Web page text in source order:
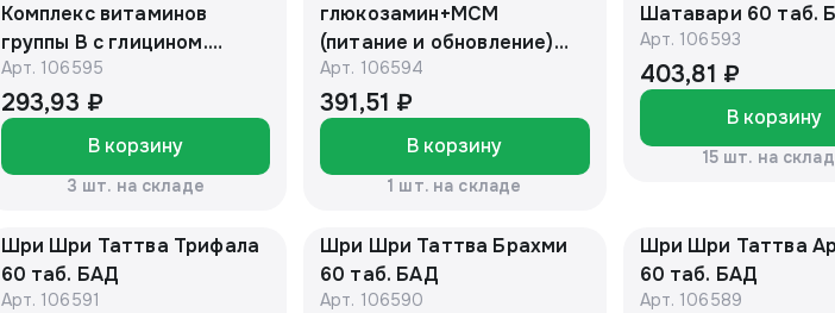
Комплекс витаминов
группы В с глицином.
Работа мозга 600мг №30
(БАД)
Арт. 106595
293,93 ₽
В корзину
3 шт. на складе
глюкозамин+МСМ
(питание и обновление)
975мг №30 (БАД)
Арт. 106594
391,51 ₽
В корзину
1 шт. на складе
Шатавари 60 таб.
Арт. 106593
403,81 ₽
В корзину
15 шт. на
Шри Шри Таттва Трифала
60 таб. БАД
Арт. 106591
Шри Шри Таттва Брахми
60 таб. БАД
Арт. 106590
Шри Шри Таттва
60 таб. БАД
Арт. 106589